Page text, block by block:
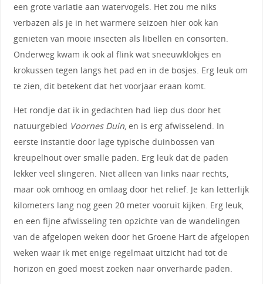
een grote variatie aan watervogels. Het zou me niks
verbazen als je in het warmere seizoen hier ook kan
genieten van mooie insecten als libellen en consorten.
Onderweg kwam ik ook al flink wat sneeuwklokjes en
krokussen tegen langs het pad en in de bosjes. Erg leuk om
te zien, dit betekent dat het voorjaar eraan komt.
Het rondje dat ik in gedachten had liep dus door het
natuurgebied Voornes Duin, en is erg afwisselend. In
eerste instantie door lage typische duinbossen van
kreupelhout over smalle paden. Erg leuk dat de paden
lekker veel slingeren. Niet alleen van links naar rechts,
maar ook omhoog en omlaag door het relief. Je kan letterlijk
kilometers lang nog geen 20 meter vooruit kijken. Erg leuk,
en een fijne afwisseling ten opzichte van de wandelingen
van de afgelopen weken door het Groene Hart de afgelopen
weken waar ik met enige regelmaat uitzicht had tot de
horizon en goed moest zoeken naar onverharde paden.